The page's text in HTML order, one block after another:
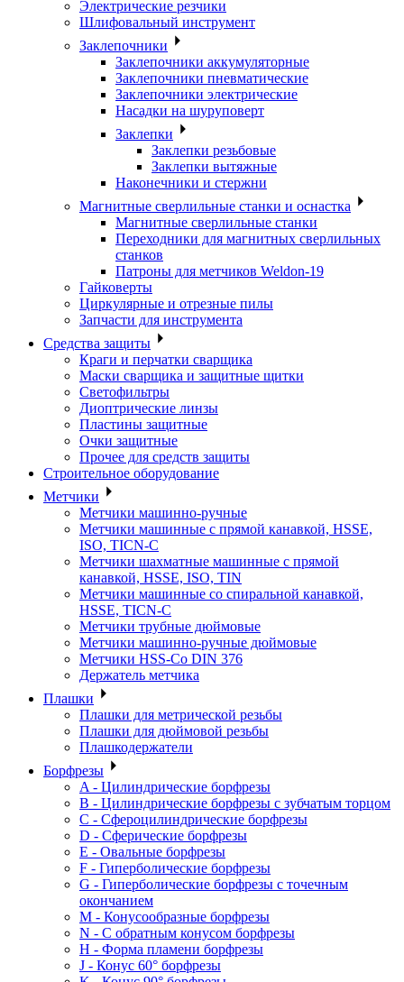
Электрические резчики
Шлифовальный инструмент
Заклепочники
Заклепочники аккумуляторные
Заклепочники пневматические
Заклепочники электрические
Насадки на шуруповерт
Заклепки
Заклепки резьбовые
Заклепки вытяжные
Наконечники и стержни
Магнитные сверлильные станки и оснастка
Магнитные сверлильные станки
Переходники для магнитных сверлильных
станков
Патроны для метчиков Weldon-19
Гайковерты
Циркулярные и отрезные пилы
Запчасти для инструмента
Средства защиты
Краги и перчатки сварщика
Маски сварщика и защитные щитки
Светофильтры
Диоптрические линзы
Пластины защитные
Очки защитные
Прочее для средств защиты
Строительное оборудование
Метчики
Метчики машинно-ручные
Метчики машинные с прямой канавкой, HSSE,
ISO, TICN-C
Метчики шахматные машинные с прямой
канавкой, HSSE, ISO, TIN
Метчики машинные со спиральной канавкой,
HSSE, TICN-C
Метчики трубные дюймовые
Метчики машинно-ручные дюймовые
Метчики HSS-Co DIN 376
Держатель метчика
Плашки
Плашки для метрической резьбы
Плашки для дюймовой резьбы
Плашкодержатели
Борфрезы
A - Цилиндрические борфрезы
B - Цилиндрические борфрезы с зубчатым торцом
C - Сфероцилиндрические борфрезы
D - Сферические борфрезы
E - Овальные борфрезы
F - Гиперболические борфрезы
G - Гиперболические борфрезы с точечным
окончанием
M - Конусообразные борфрезы
N - С обратным конусом борфрезы
H - Форма пламени борфрезы
J - Конус 60° борфрезы